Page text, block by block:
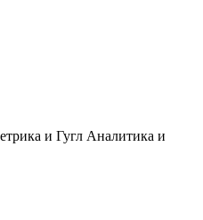
и Гугл Аналитика и